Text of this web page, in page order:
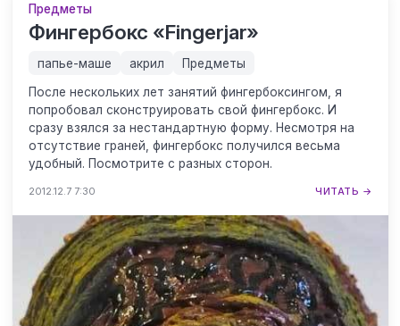
Предметы
Фингербокс «Fingerjar»
папье-маше акрил Предметы
После нескольких лет занятий фингербоксингом, я
попробовал сконструировать свой фингербокс. И
сразу взялся за нестандартную форму. Несмотря на
отсутствие граней, фингербокс получился весьма
удобный. Посмотрите с разных сторон.
2012.12.7 7:30 ЧИТАТЬ →